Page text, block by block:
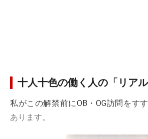
十人十色の働く人の「リア
私がこの解禁前にOB・OG訪問をす
あります。